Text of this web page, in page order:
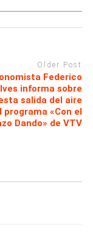
Older Post
Federico
informa sobre
salida del aire
programa «Con el
Dando» de VTV